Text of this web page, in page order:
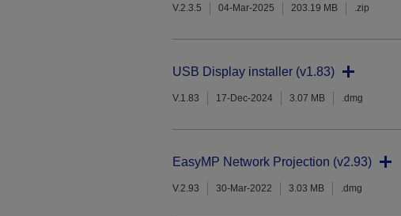
V.2.3.5 04-Mar-2025 203.19 MB .zip
USB Display installer (v1.83)
V.1.83 17-Dec-2024 3.07 MB .dmg
EasyMP Network Projection (v2.93)
V.2.93 30-Mar-2022 3.03 MB .dmg